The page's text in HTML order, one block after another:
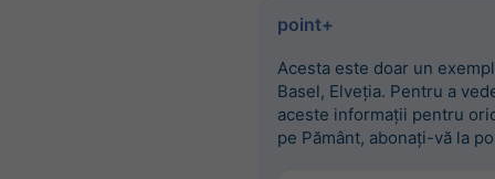
point+
Acesta este doar un
Basel, Elveția. Pentru a
aceste informații pentru
pe Pământ, abonați-vă la